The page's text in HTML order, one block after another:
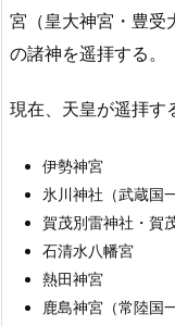
宮（皇大神宮・豊受
の諸神を遥拝する。
現在、天皇が遥拝す
伊勢神宮
氷川神社（武蔵国
賀茂別雷神社・賀
石清水八幡宮
熱田神宮
鹿島神宮（常陸国